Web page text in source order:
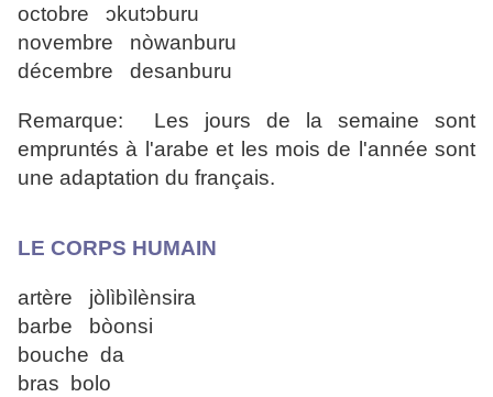
octobre ɔkutɔburu
novembre nòwanburu
décembre desanburu
Remarque: Les jours de la semaine sont
empruntés à l'arabe et les mois de l'année sont
une adaptation du français.
LE CORPS HUMAIN
artère jòlìbìlènsira
barbe bòonsi
bouche da
bras bolo